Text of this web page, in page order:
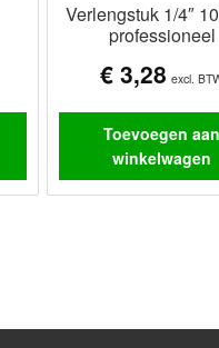
Verlengstuk 1/4″
professioneel
€ 3,28 excl.
Toevoegen aan
winkelwagen